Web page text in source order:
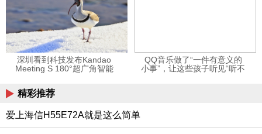
深圳看到科技发布Kandao
Meeting S 180°超广角智能
QQ音乐做了“一件有意义的
小事”，让这些孩子听见“听不
精彩推荐
爱上海信H55E72A就是这么简单